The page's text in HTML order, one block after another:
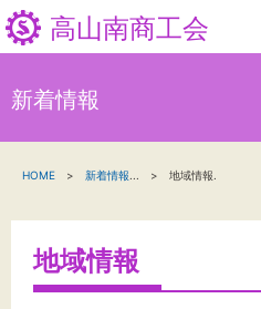
高山南商工会
新着情
関係機関
新着情報
HOME 新着情報 地域情報.
地域情報